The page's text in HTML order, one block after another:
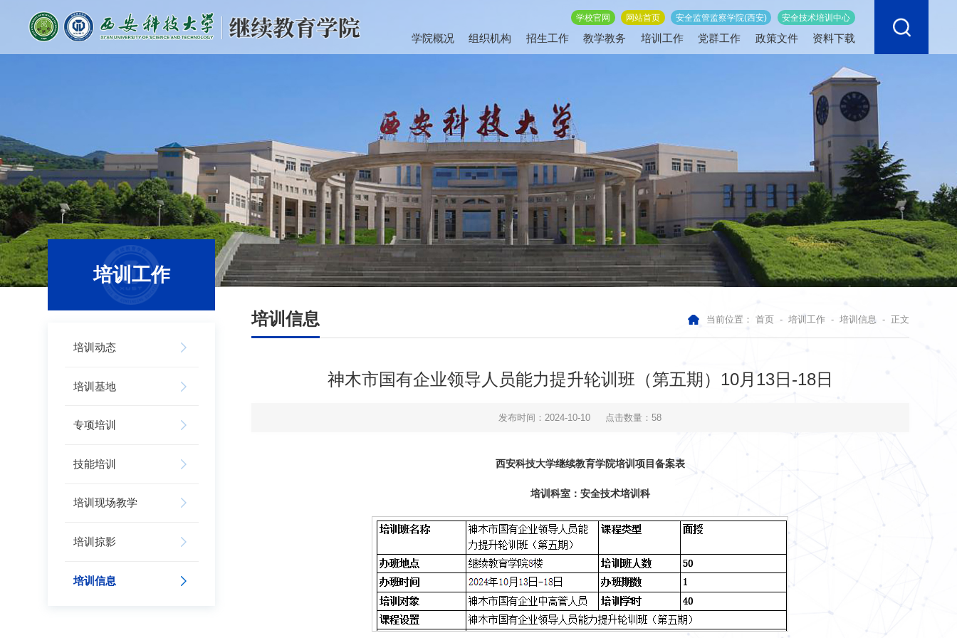
学校官网 网站首页 安全监管监察学院(西安) 安全技术培训中心
学院概况 组织机构 招生工作 教学教务 培训工作 党群工作 政策文件 资料下载
培训工作
培训动态
培训基地
专项培训
技能培训
培训现场教学
培训掠影
培训信息
培训信息 当前位置： 首页 - 培训工作- 培训信息 - 正文
神木市国有企业领导人员能力提升轮训班（第五期）10月13日-18日
发布时间：2024-10-10 点击数量：58
西安科技大学继续教育学院培训项目备案表
培训科室：安全技术培训科